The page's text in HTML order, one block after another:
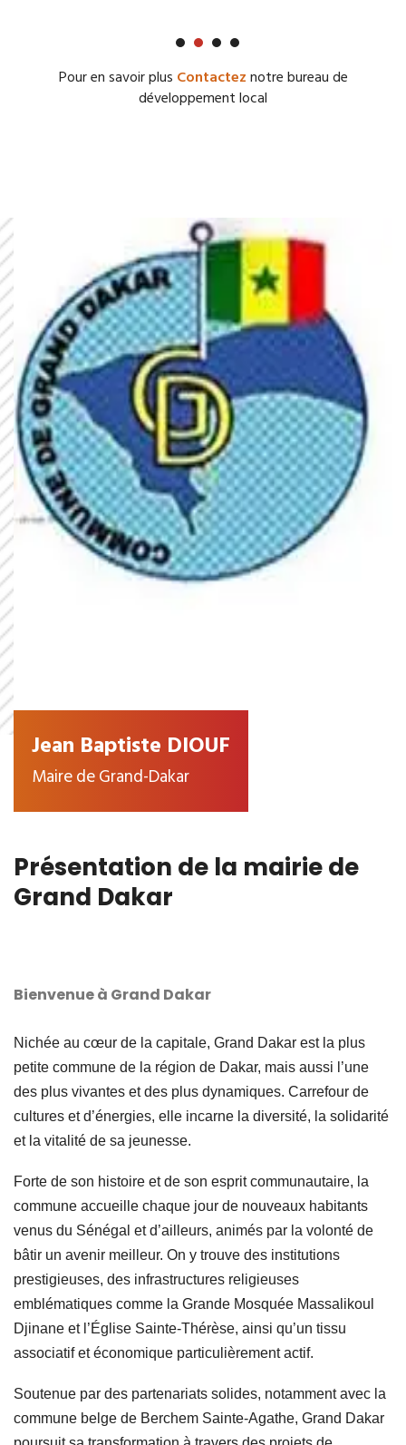
Pour en savoir plus Contacteznotre bureau de
développement local
Jean Baptiste DIOUF
Maire de Grand-Dakar
Présentation de la mairie de
Grand Dakar
Bienvenue à Grand Dakar
Nichée au cœur de la capitale, Grand Dakar est la plus
petite commune de la région de Dakar, mais aussi l’une
des plus vivantes et des plus dynamiques. Carrefour de
cultures et d’énergies, elle incarne la diversité, la solidarité
et la vitalité de sa jeunesse.
Forte de son histoire et de son esprit communautaire, la
commune accueille chaque jour de nouveaux habitants
venus du Sénégal et d’ailleurs, animés par la volonté de
bâtir un avenir meilleur. On y trouve des institutions
prestigieuses, des infrastructures religieuses
emblématiques comme la Grande Mosquée Massalikoul
Djinane et l’Église Sainte-Thérèse, ainsi qu’un tissu
associatif et économique particulièrement actif.
Soutenue par des partenariats solides, notamment avec la
commune belge de Berchem Sainte-Agathe, Grand Dakar